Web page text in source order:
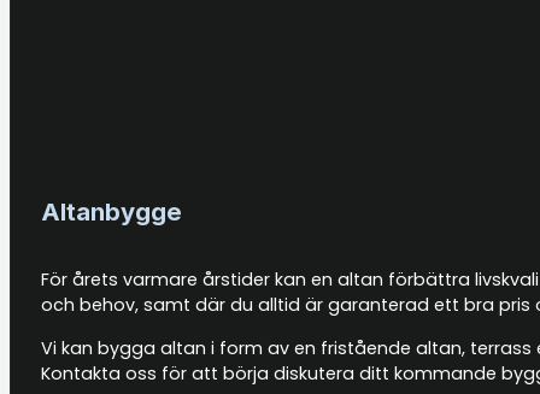
Altanbygge
För årets varmare årstider kan en altan förbättra
och behov, samt där du alltid är garanterad ett bra
Vi kan bygga altan i form av en fristående altan,
Kontakta oss för att börja diskutera ditt kommande